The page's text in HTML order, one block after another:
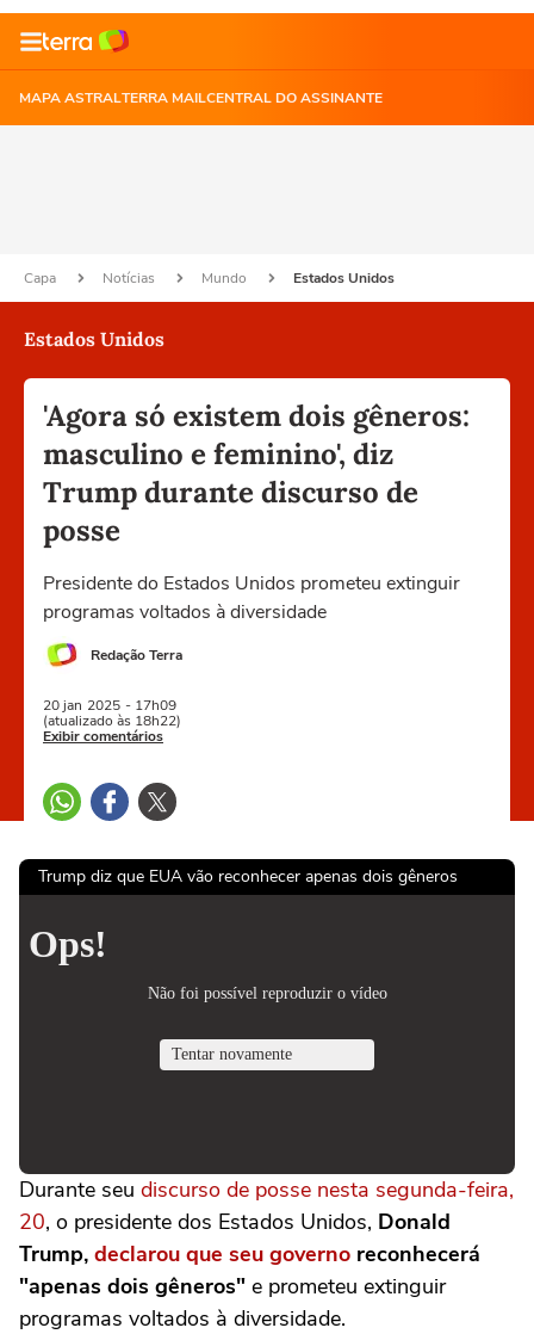
MAPA ASTRALTERRA MAILCENTRAL DO ASSINANTE
Capa Notícias Mundo Estados Unidos
Estados Unidos
'Agora só existem dois gêneros:
masculino e feminino', diz
Trump durante discurso de
posse
Presidente do Estados Unidos prometeu extinguir
programas voltados à diversidade
Redação Terra
20 jan 2025 - 17h09
(atualizado às 18h22)
Exibir comentários
Trump diz que EUA vão reconhecer apenas dois gêneros
Durante seu discurso de posse nesta segunda-feira,
20, o presidente dos Estados Unidos, Donald
Trump, declarou que seu governo reconhecerá
"apenas dois gêneros" e prometeu extinguir
programas voltados à diversidade.